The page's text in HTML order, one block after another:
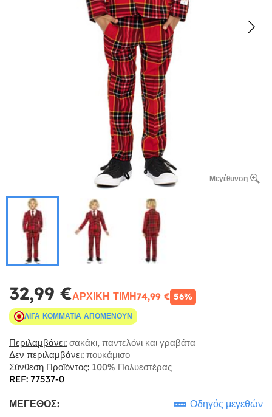
Μεγέθυνση
32,99 €ΑΡΧΙΚΉ ΤΙΜΉ74,99 € 56%
ΛΊΓΑ ΚΟΜΜΆΤΙΑ ΑΠΟΜΈΝΟΥΝ
Περιλαμβάνει: σακάκι, παντελόνι και γραβάτα
Δεν περιλαμβάνει: πουκάμισο
Σύνθεση Προϊόντος: 100% Πολυεστέρας
REF: 77537-0
ΜΈΓΕΘΟΣ: Οδηγός μεγεθών